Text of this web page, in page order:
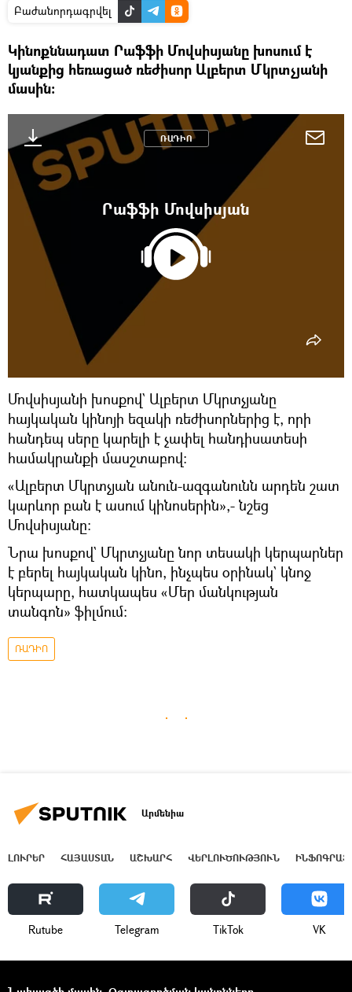
Բաժանորդագրվել
Կինոքննադատ Րաֆֆի Մովսիսյանը խոսում է
կյանքից հեռացած ռեժիսոր Ալբերտ Մկրտչյանի
մասին։
ՌԱԴԻՈ
Րաֆֆի Մովսիսյան
Մովսիսյանի խոսքով` Ալբերտ Մկրտչյանը
հայկական կինոյի եզակի ռեժիսորներից է, որի
հանդեպ սերը կարելի է չափել հանդիսատեսի
համակրանքի մասշտաբով։
«Ալբերտ Մկրտչյան անուն-ազգանունն արդեն շատ
կարևոր բան է ասում կինոսերին»,- նշեց
Մովսիսյանը։
Նրա խոսքով` Մկրտչյանը նոր տեսակի կերպարներ
է բերել հայկական կինո, ինչպես օրինակ` կնոջ
կերպարը, հատկապես «Մեր մանկության
տանգոն» ֆիլմում։
ՌԱԴԻՈ
Արմենիա
ԼՈՒՐԵՐ ՀԱՅԱՍՏԱՆ ԱՇԽԱՐՀ ՎԵՐԼՈՒԾՈՒԹՅՈՒՆ
Rutube Telegram ТikТоk VK